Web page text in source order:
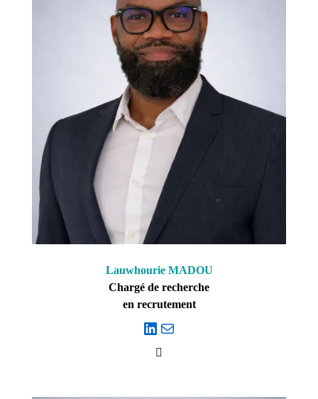
Lauwhourie MADOU
Chargé de recherche
en recrutement
LinkedIn E-mail